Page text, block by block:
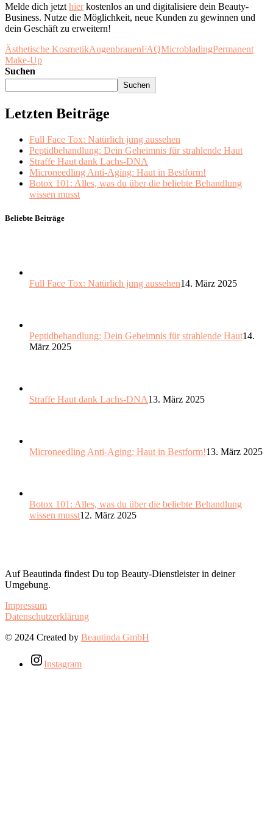
Melde dich jetzt hierkostenlos an und digitalisiere dein Beauty-
Business. Nutze die Möglichkeit, neue Kunden zu gewinnen und
dein Geschäft zu erweitern!
Ästhetische KosmetikAugenbrauenFAQMicrobladingPermanent
Make-Up
Suchen
Suchen
Letzten Beiträge
Full Face Tox: Natürlich jung aussehen
Peptidbehandlung: Dein Geheimnis für strahlende Haut
Straffe Haut dank Lachs-DNA
Microneedling Anti-Aging: Haut in Bestform!
Botox 101: Alles, was du über die beliebte Behandlung
wissen musst
Beliebte Beiträge
Full Face Tox: Natürlich jung aussehen14. März 2025
Peptidbehandlung: Dein Geheimnis für strahlende Haut14.
März 2025
Straffe Haut dank Lachs-DNA13. März 2025
Microneedling Anti-Aging: Haut in Bestform!13. März 2025
Botox 101: Alles, was du über die beliebte Behandlung
wissen musst12. März 2025
Auf Beautinda findest Du top Beauty-Dienstleister in deiner
Umgebung.
Impressum
Datenschutzerklärung
© 2024 Created by Beautinda GmbH
Instagram